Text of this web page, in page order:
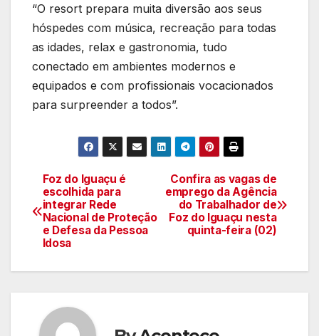
“O resort prepara muita diversão aos seus
hóspedes com música, recreação para todas
as idades, relax e gastronomia, tudo
conectado em ambientes modernos e
equipados e com profissionais vocacionados
para surpreender a todos”.
Navegação
de
artigos
Confira as vagas de
emprego da Agência
do Trabalhador de
Foz do Iguaçu nesta
quinta-feira (02)
Foz do Iguaçu é
escolhida para
integrar Rede
Nacional de Proteção
e Defesa da Pessoa
Idosa